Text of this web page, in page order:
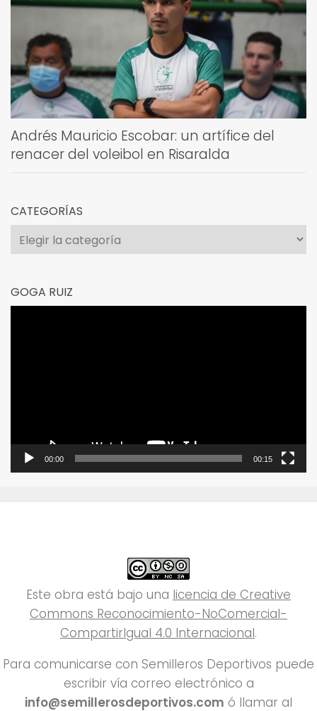
Andrés Mauricio Escobar: un artífice del
renacer del voleibol en Risaralda
CATEGORÍAS
Categorías
GOGA RUIZ
00:00 00:15
Este obra está bajo una licencia de Creative
Commons Reconocimiento-NoComercial-
CompartirIgual 4.0 Internacional.
Para comunicarse con Semilleros Deportivos puede
escribir vía correo electrónico a
info@semillerosdeportivos.com ó llamar al